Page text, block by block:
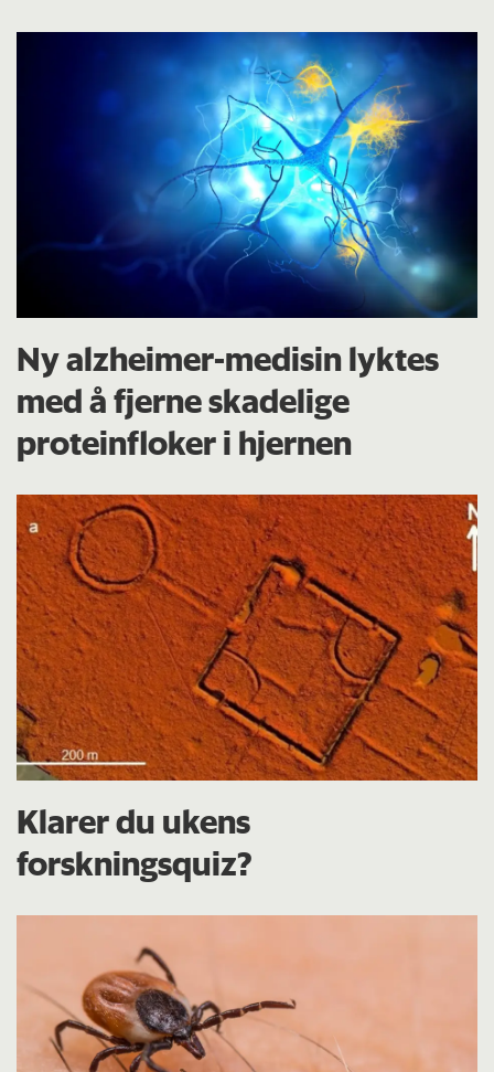
Ny alzheimer-medisin lyktes
med å fjerne skadelige
proteinfloker i hjernen
Klarer du ukens
forskningsquiz?